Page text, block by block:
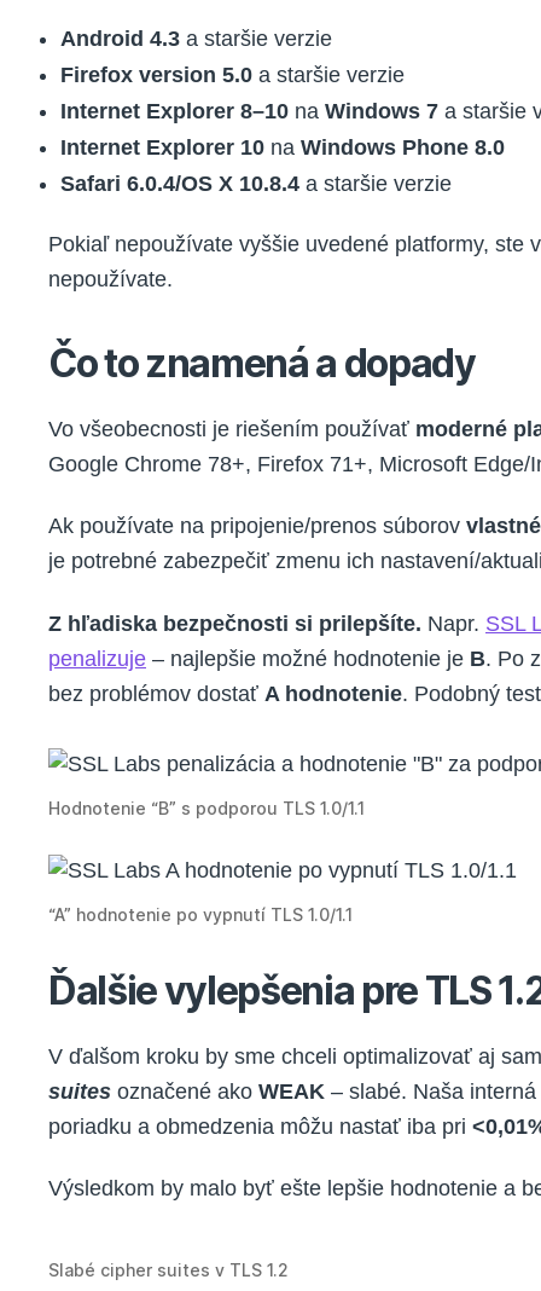
Android 4.3 a staršie verzie
Firefox version 5.0 a staršie verzie
Internet Explorer 8–10 na Windows 7 a staršie
Internet Explorer 10 na Windows Phone 8.0
Safari 6.0.4/OS X 10.8.4 a staršie verzie
Pokiaľ nepoužívate vyššie uvedené platformy, ste
nepoužívate.
Čo to znamená a dopady
Vo všeobecnosti je riešením používať moderné
Google Chrome 78+, Firefox 71+, Microsoft Edge/
Ak používate na pripojenie/prenos súborov
je potrebné zabezpečiť zmenu ich nastavení/
Z hľadiska bezpečnosti si prilepšíte. Napr. SSL
penalizuje – najlepšie možné hodnotenie je B. Po
bez problémov dostať A hodnotenie. Podobný
Hodnotenie “B” s podporou TLS 1.0/1.1
“A” hodnotenie po vypnutí TLS 1.0/1.1
Ďalšie vylepšenia pre TLS
V ďalšom kroku by sme chceli optimalizovať aj
suites označené ako WEAK – slabé. Naša
poriadku a obmedzenia môžu nastať iba pri
Výsledkom by malo byť ešte lepšie hodnotenie a
Slabé cipher suites v TLS 1.2